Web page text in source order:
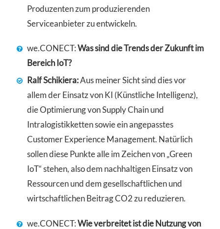
Produzenten zum produzierenden
Serviceanbieter zu entwickeln.
we.CONECT:Was sind die Trends der Zukunft im
Bereich IoT?
Ralf Schikiera:Aus meiner Sicht sind dies vor
allem der Einsatz von KI (Künstliche Intelligenz),
die Optimierung von Supply Chain und
Intralogistikketten sowie ein angepasstes
Customer Experience Management. Natürlich
sollen diese Punkte alle im Zeichen von „Green
IoT“ stehen, also dem nachhaltigen Einsatz von
Ressourcen und dem gesellschaftlichen und
wirtschaftlichen Beitrag CO2 zu reduzieren.
we.CONECT:Wie verbreitet ist die Nutzung von